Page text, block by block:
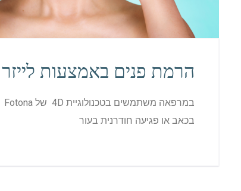
הרמת פנים באמצעות לייזר 4D skin lifting
בכאב או פגיעה חודרנית בעור